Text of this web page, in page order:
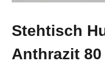
Stehtisch
Anthrazit 80